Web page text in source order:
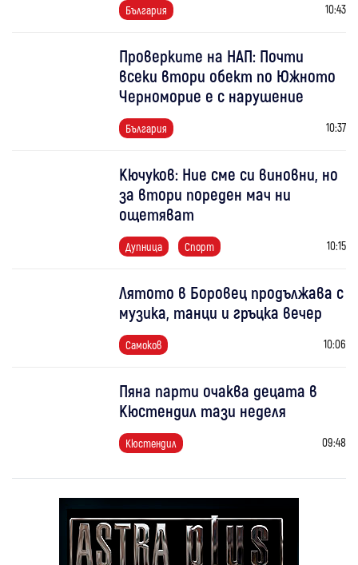
България 10:43
Проверките на НАП: Почти
всеки втори обект по Южното
Черноморие е с нарушение
България 10:37
Кючуков: Ние сме си виновни, но
за втори пореден мач ни
ощетяват
Дупница Спорт 10:15
Лятото в Боровец продължава с
музика, танци и гръцка вечер
Самоков 10:06
Пяна парти очаква децата в
Кюстендил тази неделя
Кюстендил 09:48